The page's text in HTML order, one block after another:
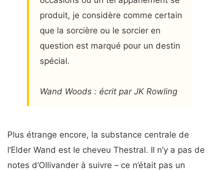
produit, je considère comme certain
que la sorcière ou le sorcier en
question est marqué pour un destin
spécial.
Wand Woods : écrit par JK Rowling
Plus étrange encore, la substance centrale de
l’Elder Wand est le cheveu Thestral. Il n’y a pas de
notes d’Ollivander à suivre – ce n’était pas un